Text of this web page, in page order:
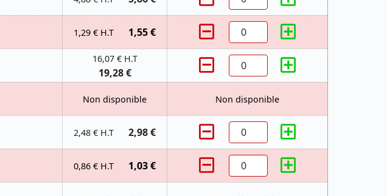
1,29 € H.T 1,55 €
16,07 € H.T
19,28 €
Non disponible Non disponible
2,48 € H.T 2,98 €
0,86 € H.T 1,03 €